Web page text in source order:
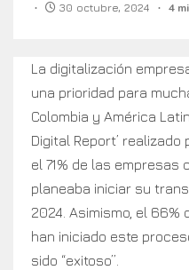
30 octubre, 2024 4
La digitalización
una prioridad para
Colombia y América
Digital Report’ realizado
el 71% de las
planeaba iniciar su
2024. Asimismo, el 66%
han iniciado este
sido “exitoso”.